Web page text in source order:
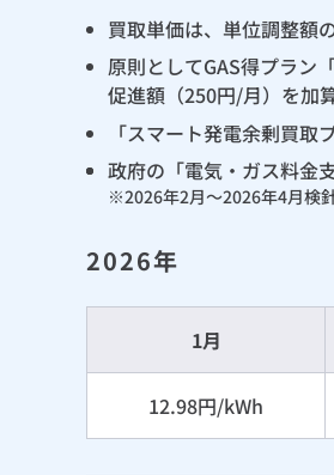
買取単価は、単位調整額
原則としてGAS得プラン
促進額（250円/月）を加
「スマート発電余剰買
政府の「電気・ガス料金
※2026年2月～2026年4月検
2026年
1月
12.98円/kWh